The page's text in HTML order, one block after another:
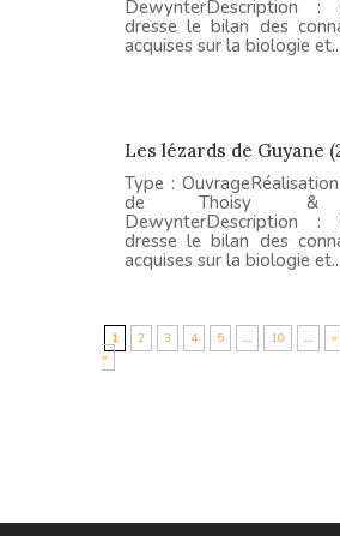
DewynterDescription :
dresse le bilan des
acquises sur la biologie et...
Les lézards de Guyane
Type :
de Thoisy &
DewynterDescription :
dresse le bilan des
acquises sur la biologie et...
1 2 3 4 5 … 10 … »
»